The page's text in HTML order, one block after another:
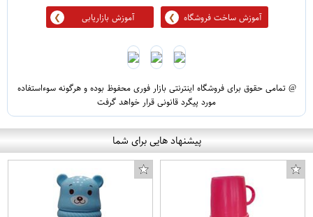
آموزش ساخت فروشگاه آموزش بازاریابی
@ تمامی حقوق برای فروشگاه اینترنتی بازار فوری محفوظ بوده و هرگونه سوءاستفاده
مورد پیگرد قانونی قرار خواهد گرفت
پیشنهاد هایی برای شما